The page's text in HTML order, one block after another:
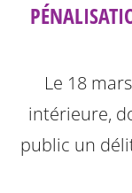
Le 18
intérieure,
public un